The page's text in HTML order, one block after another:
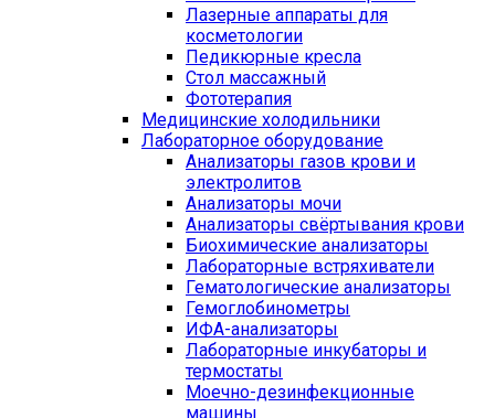
Лазерные аппараты для
косметологии
Педикюрные кресла
Стол массажный
Фототерапия
Медицинские холодильники
Лабораторное оборудование
Анализаторы газов крови и
электролитов
Анализаторы мочи
Анализаторы свёртывания крови
Биохимические анализаторы
Лабораторные встряхиватели
Гематологические анализаторы
Гемоглобинометры
ИФА-анализаторы
Лабораторные инкубаторы и
термостаты
Моечно-дезинфекционные
машины